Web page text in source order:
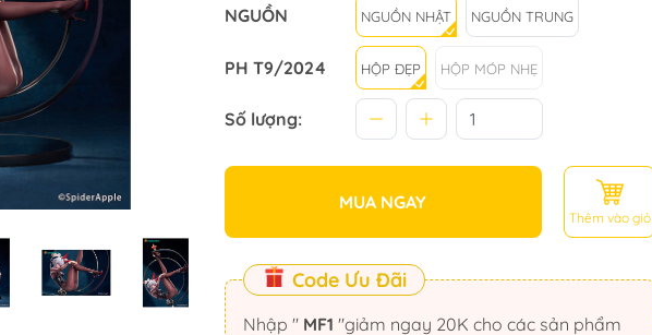
NGUỒN NGUỒN NHẬT NGUỒN TRUNG
PH T9/2024 HỘP ĐẸP HỘP MÓP NHẸ
Số lượng:
MUA NGAY
Thêm vào giỏ
Code Ưu Đãi
Nhập " MF1